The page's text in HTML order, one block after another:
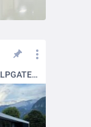
Vollverglaste Fassade mit neun ALPGATE Falttoren für die Feuerwehr Götzis in Vorarlberg!